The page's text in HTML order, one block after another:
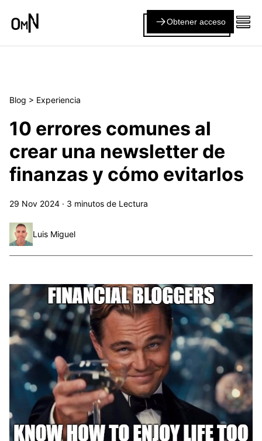
Obtener acceso
Blog > Experiencia
10 errores comunes al
crear una newsletter de
finanzas y cómo evitarlos
29 Nov 2024 · 3 minutos de Lectura
Luis Miguel